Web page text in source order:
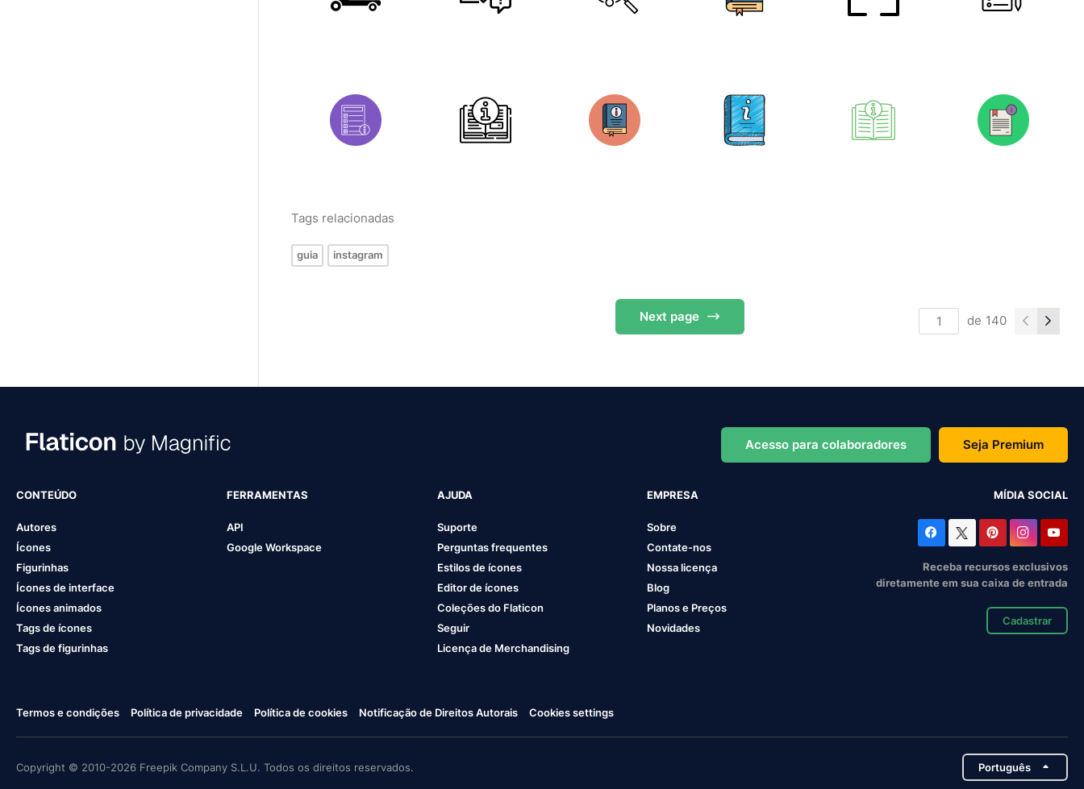
Tags relacionadas
guia instagram
Next page de 140
Acesso para colaboradores Seja Premium
CONTEÚDO
Autores
Ícones
Figurinhas
Ícones de interface
Ícones animados
Tags de ícones
Tags de figurinhas
FERRAMENTAS
API
Google Workspace
AJUDA
Suporte
Perguntas frequentes
Estilos de ícones
Editor de ícones
Coleções do Flaticon
Seguir
Licença de Merchandising
EMPRESA
Sobre
Contate-nos
Nossa licença
Blog
Planos e Preços
Novidades
MÍDIA SOCIAL
Receba recursos exclusivos
diretamente em sua caixa de entrada
Cadastrar
Termos e condições Política de privacidade Política de cookies Notificação de Direitos Autorais Cookies settings
Copyright © 2010-2026 Freepik Company S.L.U. Todos os direitos reservados. Português